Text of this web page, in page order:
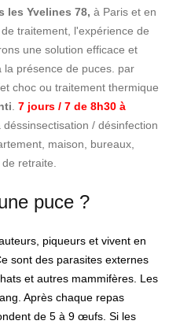
les Yvelines 78, à Paris et en
traitement, l'expérience de
une solution efficace et
présence de puces. par
choc ou traitement thermique
7 jours / 7 de 8h30 à
/ désinfection
maison, bureaux,
retraite.
puce ?
piqueurs et vivent en
sont des parasites externes
et autres mammifères. Les
Après chaque repas
de 5 à 9 œufs. Si les